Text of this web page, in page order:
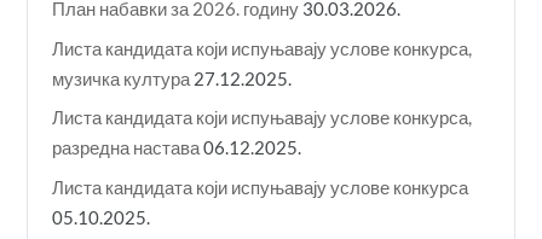
План набавки за 2026. годину 30.03.2026.
Листа кандидата који испуњавају услове конкурса,
музичка култура 27.12.2025.
Листа кандидата који испуњавају услове конкурса,
разредна настава06.12.2025.
Листа кандидата који испуњавају услове конкурса
05.10.2025.